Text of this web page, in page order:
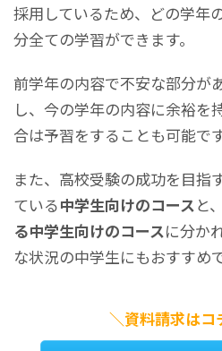
採用しているため、どの学年
分全ての学習ができます。
前学年の内容で不安な部分が
し、今の学年の内容に余裕を
合は予習をすることも可能です
また、高校受験の成功を目指
ている中学生向けのコース と、
る中学生向けのコースに分か
な状況の中学生にもおすすめ
＼資料請求はコ